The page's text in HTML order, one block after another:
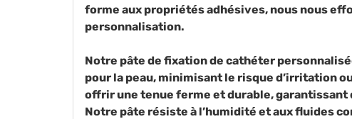
forme aux propriétés adhésives, nous nous
personnalisation.
Notre pâte de fixation de cathéter
pour la peau, minimisant le risque d’irritation
offrir une tenue ferme et durable,
Notre pâte résiste à l’humidité et aux fluides